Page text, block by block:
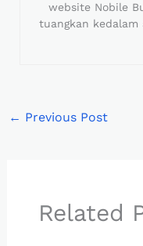
website Nobile
tuangkan
← Previous Post
Related